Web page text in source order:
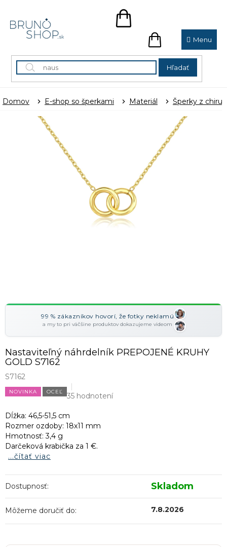
obsah
Hľadať
NÁKUPNÝ
NÁKUPNÝ
KOŠÍK
Domov E-shop so šperkami Materiál Šperky z
99 % zákazníkov hovorí, že fotky neklamú
a my to pri väčšine produktov dokazujeme videom
Nastaviteľný náhrdelník PREPOJENÉ KRUHY
GOLD S7162
S7162
NOVINKA OCEĽ 35 hodnotení
Dĺžka: 46,5-51,5 cm
Rozmer ozdoby: 18x11 mm
Hmotnosť: 3,4 g
Darčeková krabička za 1 €.
...čítať viac
Dostupnosť: Skladom
Môžeme doručiť do: 7.8.2026